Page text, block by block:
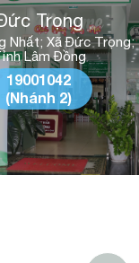
Trọng
Nhất; Xã Đức Trọng;
Lâm Đồng
19001042
(Nhánh 2)